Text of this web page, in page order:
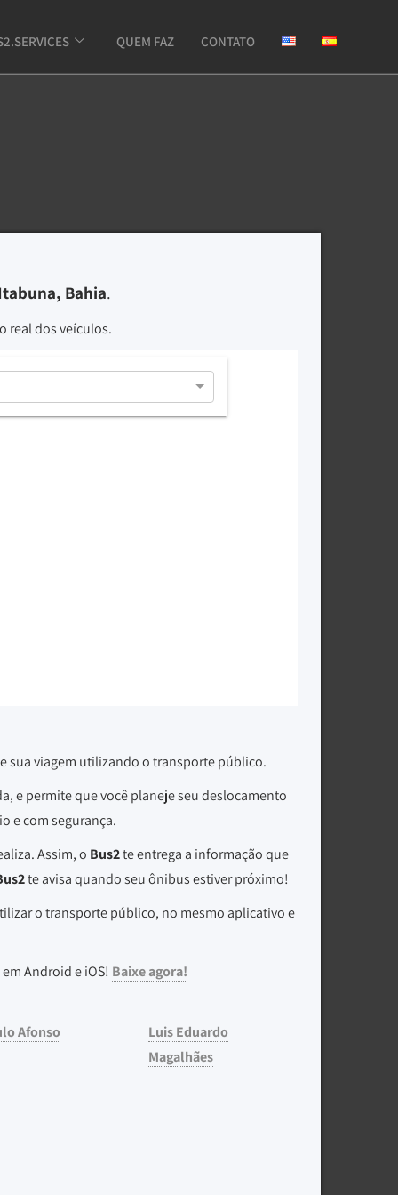
QUEM FAZ CONTATO
Bahia.
real dos veículos.
sua viagem utilizando o transporte público.
e permite que você planeje seu deslocamento
e com segurança.
Assim, o Bus2te entrega a informação que
te avisa quando seu ônibus estiver próximo!
o transporte público, no mesmo aplicativo e
Android e iOS! Baixe agora!
Afonso
Luis Eduardo
Magalhães